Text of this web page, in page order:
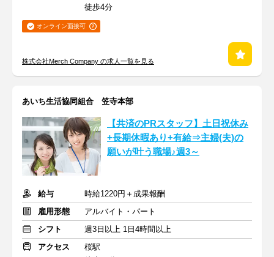
徒歩4分
オンライン面接可
株式会社Merch Company の求人一覧を見る
あいち生活協同組合 笠寺本部
【共済のPRスタッフ】土日祝休み
+長期休暇あり+有給⇒主婦(夫)の
願いが叶う職場♪週3～
給与
時給1220円＋成果報酬
雇用形態
アルバイト・パート
シフト
週3日以上 1日4時間以上
アクセス
桜駅